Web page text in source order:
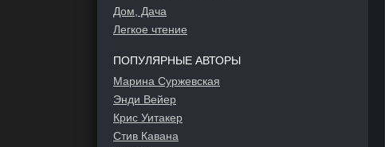
Дом, Дача
Легкое чтение
ПОПУЛЯРНЫЕ АВТОРЫ
Марина Суржевская
Энди Вейер
Крис Уитакер
Стив Кавана